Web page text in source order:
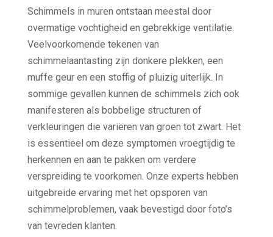
Schimmels in muren ontstaan meestal door
overmatige vochtigheid en gebrekkige ventilatie.
Veelvoorkomende tekenen van
schimmelaantasting zijn donkere plekken, een
muffe geur en een stoffig of pluizig uiterlijk. In
sommige gevallen kunnen de schimmels zich ook
manifesteren als bobbelige structuren of
verkleuringen die variëren van groen tot zwart. Het
is essentieel om deze symptomen vroegtijdig te
herkennen en aan te pakken om verdere
verspreiding te voorkomen. Onze experts hebben
uitgebreide ervaring met het opsporen van
schimmelproblemen, vaak bevestigd door foto’s
van tevreden klanten.